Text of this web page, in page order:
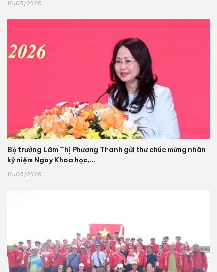
18/05/2026
Bộ trưởng Lâm Thị Phương Thanh gửi thư chúc mừng nhân
kỷ niệm Ngày Khoa học,...
18/05/2026